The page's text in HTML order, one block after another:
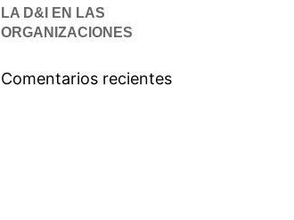
LA D&I EN LAS
ORGANIZACIONES
Comentarios recientes